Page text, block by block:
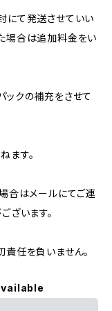
にて発送させていい
場合は追加料金をい
ックの補充をさせて
ます。
合はメールにてご連
ざいます。
任を負いません。